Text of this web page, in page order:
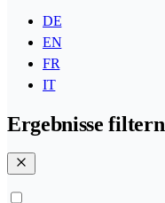
DE
EN
FR
IT
Ergebnisse filtern